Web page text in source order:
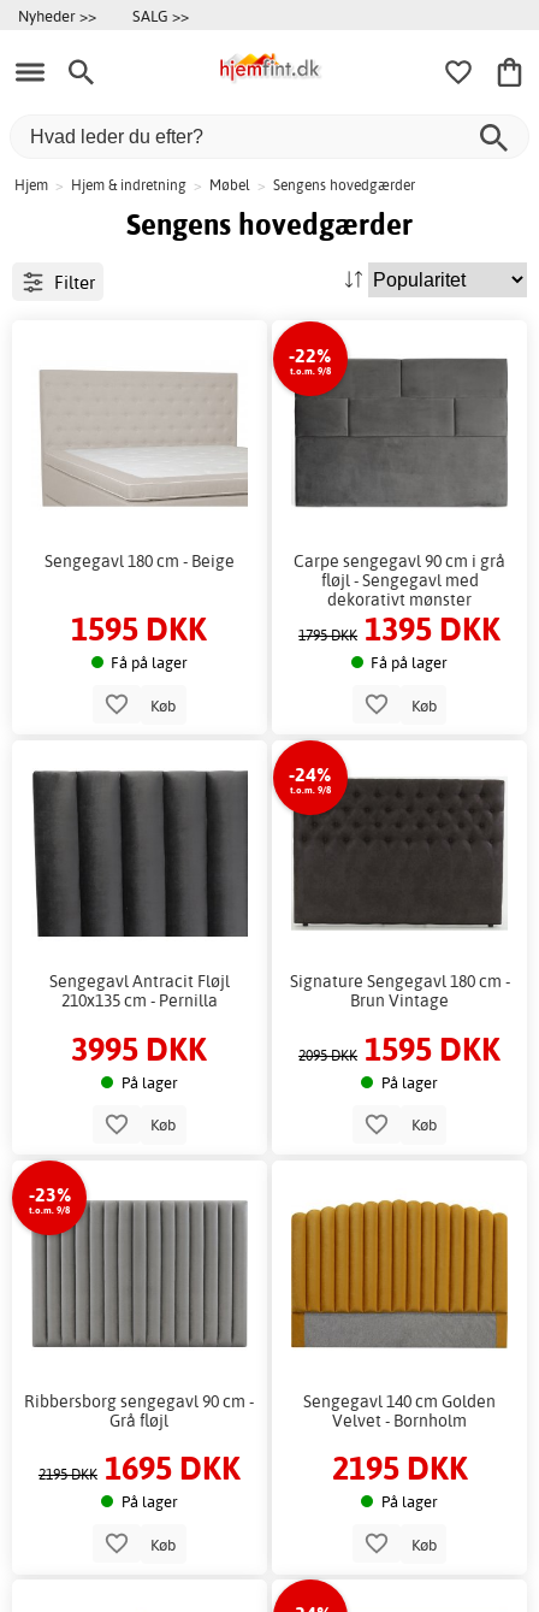
Nyheder >> SALG >>
Hjem > Hjem & indretning > Møbel > Sengens hovedgærder
Sengens hovedgærder
Filter
Sengegavl 180 cm - Beige
1595 DKK
Få på lager
Køb
-22%
t.o.m. 9/8
Carpe sengegavl 90 cm i grå
fløjl - Sengegavl med
dekorativt mønster
1795 DKK 1395 DKK
Få på lager
Køb
Sengegavl Antracit Fløjl
210x135 cm - Pernilla
3995 DKK
På lager
Køb
-24%
t.o.m. 9/8
Signature Sengegavl 180 cm -
Brun Vintage
2095 DKK 1595 DKK
På lager
Køb
-23%
t.o.m. 9/8
Ribbersborg sengegavl 90 cm -
Grå fløjl
2195 DKK 1695 DKK
På lager
Køb
Sengegavl 140 cm Golden
Velvet - Bornholm
2195 DKK
På lager
Køb